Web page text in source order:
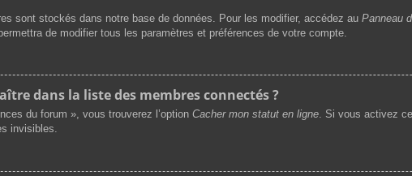
sont stockés dans notre base de données. Pour les modifier, accédez au Panneau
de modifier tous les paramètres et préférences de votre compte.
dans la liste des membres connectés ?
du forum », vous trouverez l’option Cacher mon statut en ligne. Si vous activez
invisibles.